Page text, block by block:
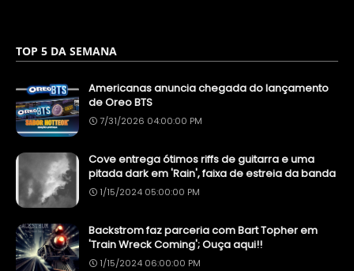
TOP 5 DA SEMANA
Americanas anuncia chegada do lançamento
de Oreo BTS
7/31/2026 04:00:00 PM
Cove entrega ótimos riffs de guitarra e uma
pitada dark em 'Rain', faixa de estreia da banda
1/15/2024 05:00:00 PM
Backstrom faz parceria com Bart Topher em
'Train Wreck Coming'; Ouça aqui!!
1/15/2024 06:00:00 PM